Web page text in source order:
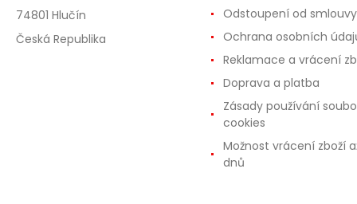
74801 Hlučín
Česká Republika
Odstoupení od smlouvy
Ochrana osobních
Reklamace a vrácení
Doprava a platba
Zásady používání
cookies
Možnost vrácení zboží
dnů